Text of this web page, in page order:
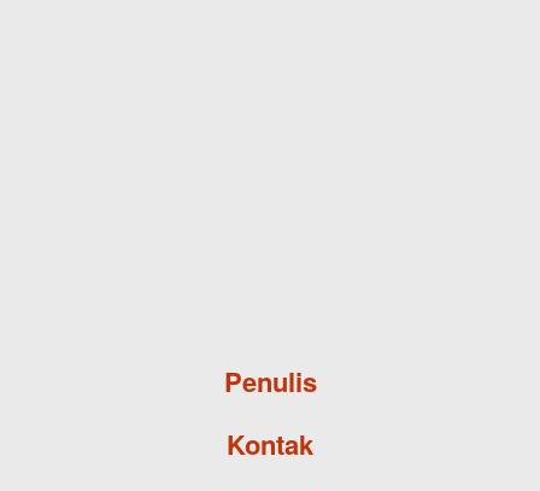
Penulis
Kontak